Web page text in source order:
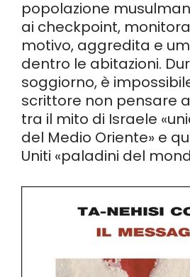
popolazione
ai checkpoint,
motivo, aggredita e
dentro le abitazioni.
soggiorno, è
scrittore non pensare
tra il mito di Israele
del Medio Oriente» e
Uniti «paladini del